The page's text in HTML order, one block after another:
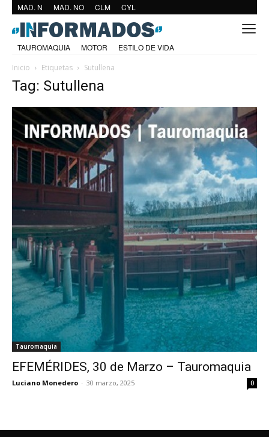
MAD. N MAD. NO CLM CYL
TAUROMAQUIA MOTOR
ESTILO DE VIDA
Inicio
Etiquetas Sutullena
Tag: Sutullena
Tauromaquia
EFEMÉRIDES, 30 de Marzo – Tauromaquia
Luciano Monedero - 30 marzo, 2025 0